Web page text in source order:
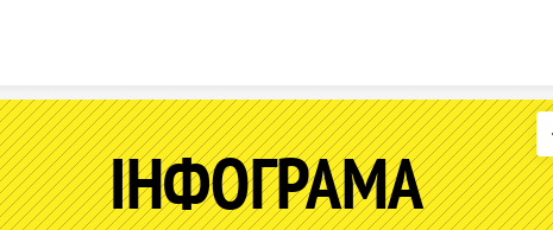
ІНФОГРАМА